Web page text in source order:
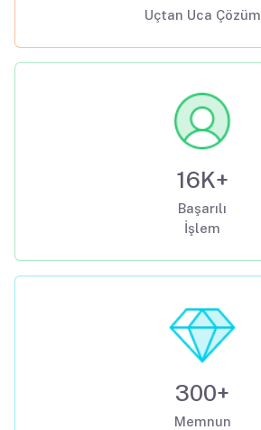
Uçtan Uca Çözüm
16K+
Başarılı
İşlem
300+
Memnun